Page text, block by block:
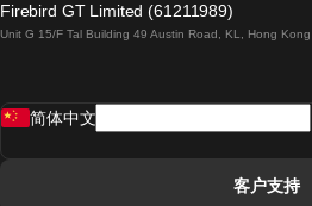
羅馬開往拿坡里的
Firebird GT Limited (61211989)
Unit G 15/F Tal Building 49 Austin Road, KL, Hong Kong
简体中文
客户支持